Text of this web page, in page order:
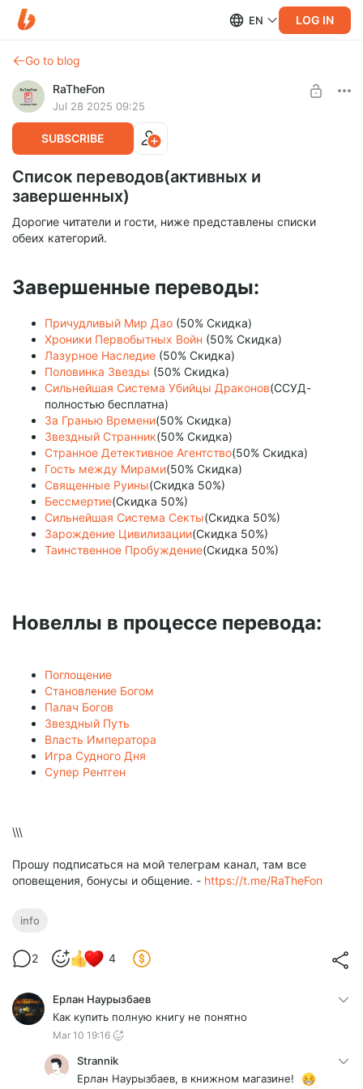
EN LOG IN
Go to blog
RaTheFon
Jul 28 2025 09:25
SUBSCRIBE
Список переводов(активных и
завершенных)
Дорогие читатели и гости, ниже представлены списки
обеих категорий.
Завершенные переводы:
Причудливый Мир Дао (50% Скидка)
Хроники Первобытных Войн (50% Скидка)
Лазурное Наследие (50% Скидка)
Половинка Звезды (50% Скидка)
Сильнейшая Система Убийцы Драконов(ССУД-
полностью бесплатна)
За Гранью Времени(50% Скидка)
Звездный Странник(50% Скидка)
Странное Детективное Агентство(50% Скидка)
Гость между Мирами(50% Скидка)
Священные Руины(Скидка 50%)
Бессмертие(Скидка 50%)
Сильнейшая Система Секты(Скидка 50%)
Зарождение Цивилизации(Скидка 50%)
Таинственное Пробуждение(Скидка 50%)
Новеллы в процессе перевода:
Поглощение
Становление Богом
Палач Богов
Звездный Путь
Власть Императора
Игра Судного Дня
Супер Рентген
\\\
Прошу подписаться на мой телеграм канал, там все
оповещения, бонусы и общение. - https://t.me/RaTheFon
info
2 4
Ерлан Наурызбаев
Как купить полную книгу не понятно
Mar 10 19:16
Strannik
Ерлан Наурызбаев, в книжном магазине!